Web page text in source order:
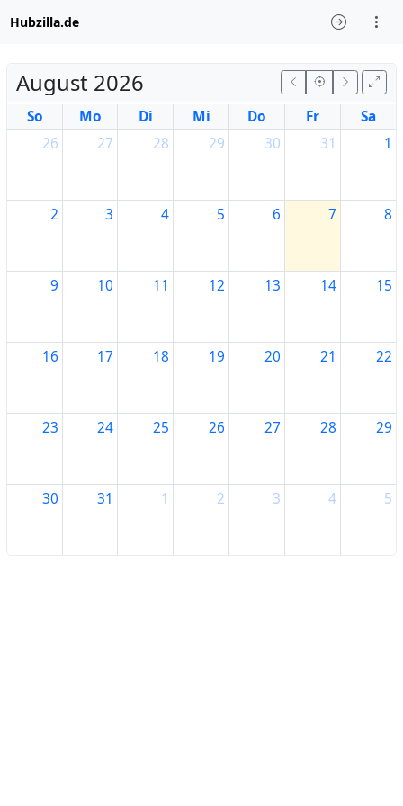
Hubzilla.de
August 2026
So Mo Di Mi Do Fr
Sa
26
27 28 29 30 31 1
2 3 4 5 6 7 8
9 10 11 12 13 14 15
16 17 18 19 20 21 22
23 24 25 26 27 28 29
30 31 1 2 3 4 5